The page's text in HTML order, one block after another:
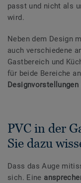
passt und nicht als
wird.
Neben dem Design
auch verschiedene
Gastbereich und
für beide Bereiche
Designvorstellungen
PVC in der
Sie dazu
Dass das Auge
sich. Eine